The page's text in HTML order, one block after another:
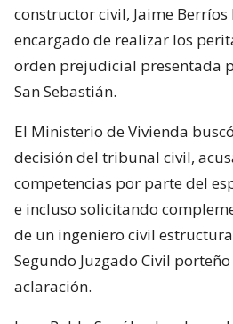
constructor civil, Jaime Berríos
encargado de realizar los
orden prejudicial presentada
San Sebastián.
El Ministerio de Vivienda
decisión del tribunal civil,
competencias por parte del
e incluso solicitando
de un ingeniero civil
Segundo Juzgado Civil
aclaración.